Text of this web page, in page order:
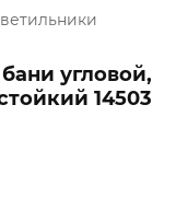
угловой,
14503